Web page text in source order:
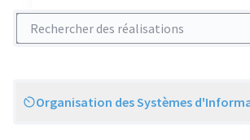
Rechercher des réalisations
Scope
Organisation des Systèmes